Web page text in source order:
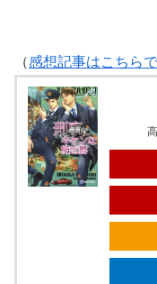
（感想記事はこちら